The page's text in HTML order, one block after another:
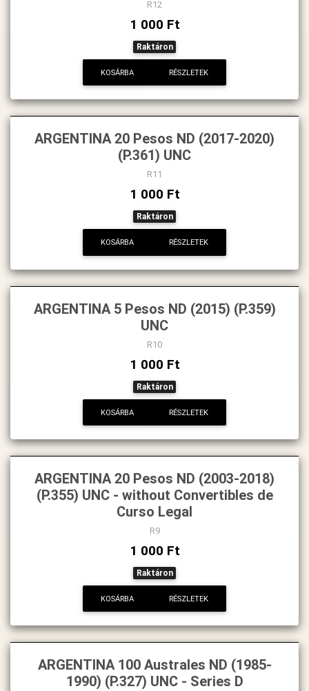
R12
1 000 Ft
Raktáron
KOSÁRBA RÉSZLETEK
ARGENTINA 20 Pesos ND (2017-2020)
(P.361) UNC
R11
1 000 Ft
Raktáron
KOSÁRBA RÉSZLETEK
ARGENTINA 5 Pesos ND (2015) (P.359)
UNC
R10
1 000 Ft
Raktáron
KOSÁRBA RÉSZLETEK
ARGENTINA 20 Pesos ND (2003-2018)
(P.355) UNC - without Convertibles de
Curso Legal
R9
1 000 Ft
Raktáron
KOSÁRBA RÉSZLETEK
ARGENTINA 100 Australes ND (1985-
1990) (P.327) UNC - Series D